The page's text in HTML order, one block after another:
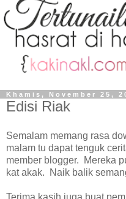
Khamis, November 25,
Edisi Riak
Semalam memang rasa
malam tu dapat tenguk
member blogger. Mereka
kat akak. Naik balik
Terima kasih juga buat